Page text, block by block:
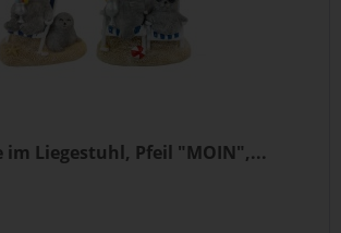
im Liegestuhl, Pfeil "MOIN",...